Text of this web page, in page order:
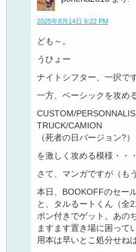
2025年8月14日 6:22 PM
ども～。
うひょー
ナイトシフター、一択で
一方、ベーシックを攻め
CUSTOM/
TRUCK/CAMION
（死者の日バージョン?）
を激しく攻める模様・・・
さて、マンガですが（も
本日、BOOKOFFのセー
と、タルるートくん（全
ポン付きでゲット。あの
ますます置き場に困って
用本は早いとこ処分せねば